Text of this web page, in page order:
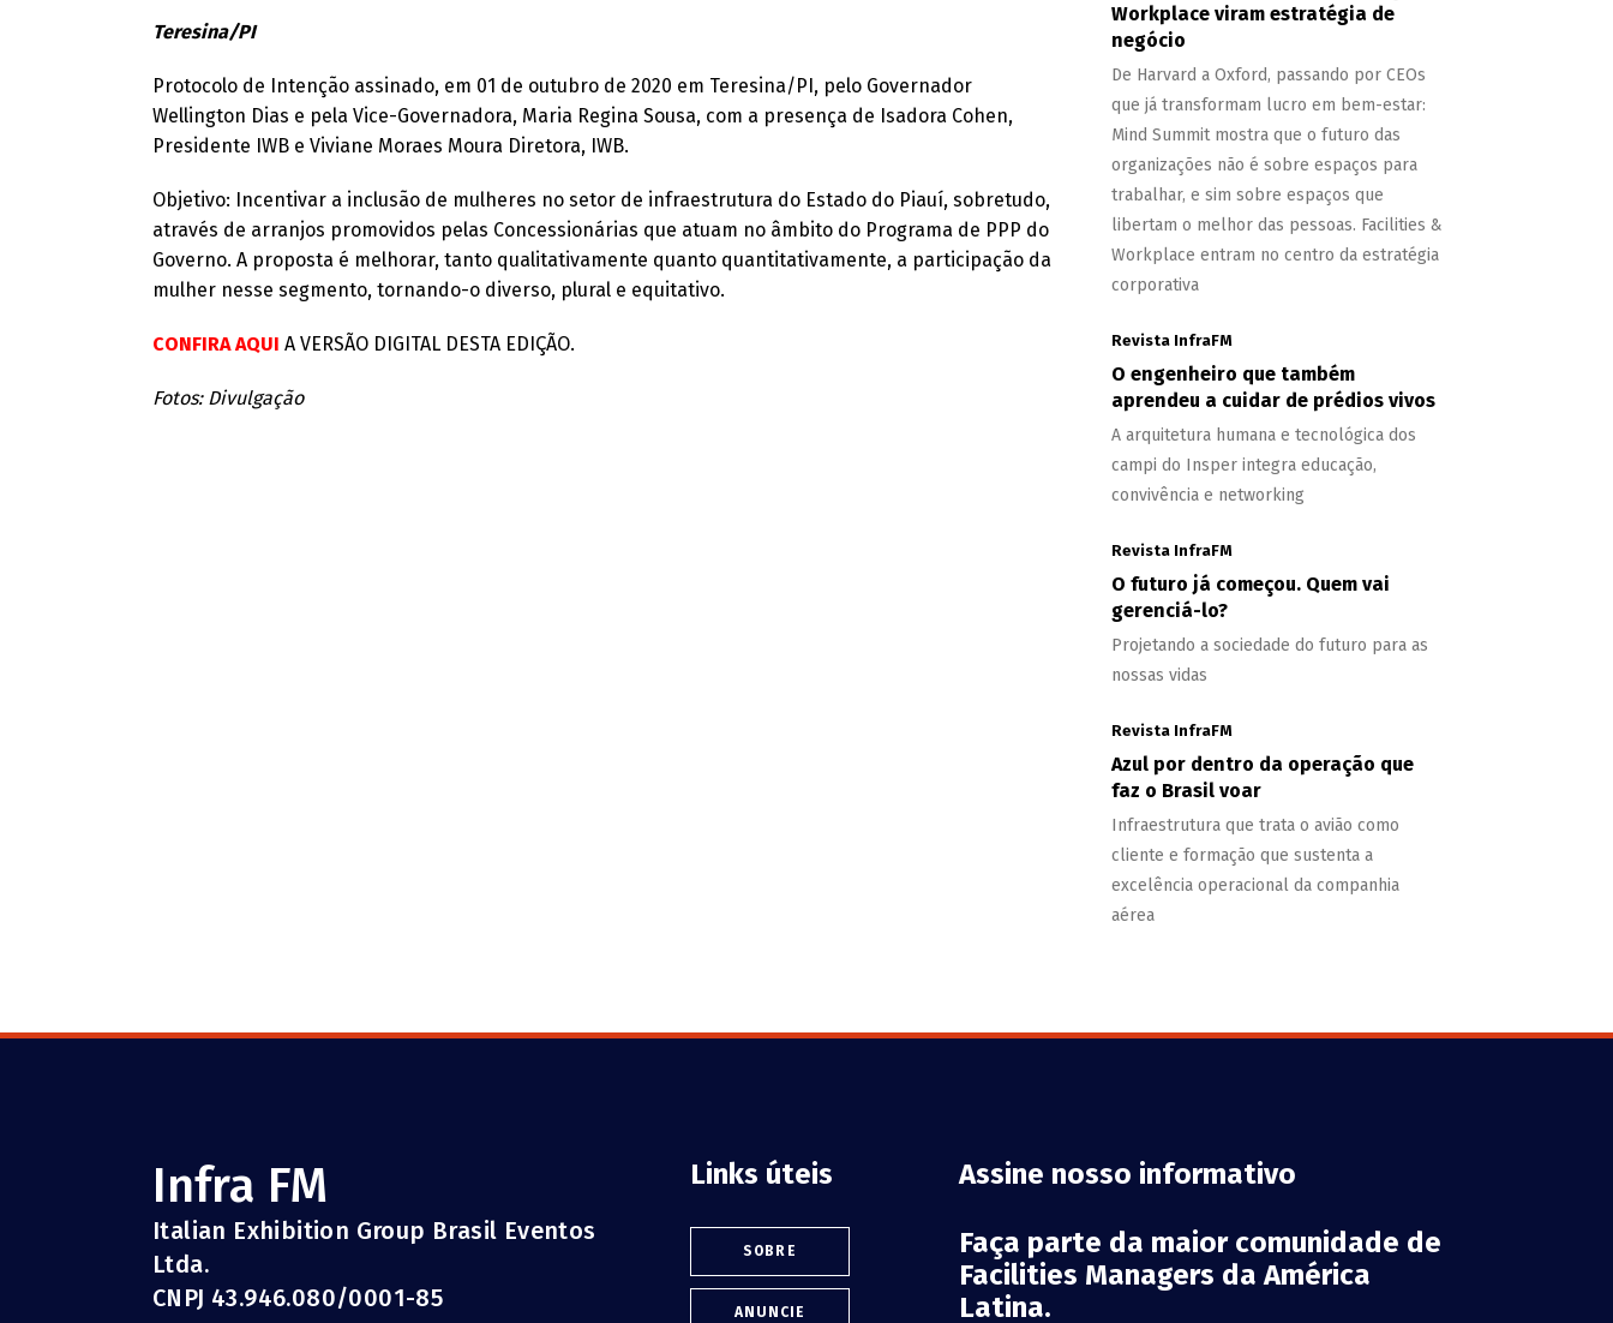
Teresina/PI
Protocolo de Intenção assinado, em 01 de outubro de 2020 em Teresina/PI, pelo Governador
Wellington Dias e pela Vice-Governadora, Maria Regina Sousa, com a presença de Isadora Cohen,
Presidente IWB e Viviane Moraes Moura Diretora, IWB.
Objetivo: Incentivar a inclusão de mulheres no setor de infraestrutura do Estado do Piauí, sobretudo,
através de arranjos promovidos pelas Concessionárias que atuam no âmbito do Programa de PPP do
Governo. A proposta é melhorar, tanto qualitativamente quanto quantitativamente, a participação da
mulher nesse segmento, tornando-o diverso, plural e equitativo.
CONFIRA AQUI A VERSÃO DIGITAL DESTA EDIÇÃO.
Fotos: Divulgação
Workplace viram estratégia de
negócio
De Harvard a Oxford, passando por CEOs
que já transformam lucro em bem-estar:
Mind Summit mostra que o futuro das
organizações não é sobre espaços para
trabalhar, e sim sobre espaços que
libertam o melhor das pessoas. Facilities &
Workplace entram no centro da estratégia
corporativa
Revista InfraFM
O engenheiro que também
aprendeu a cuidar de prédios vivos
A arquitetura humana e tecnológica dos
campi do Insper integra educação,
convivência e networking
Revista InfraFM
O futuro já começou. Quem vai
gerenciá-lo?
Projetando a sociedade do futuro para as
nossas vidas
Revista InfraFM
Azul por dentro da operação que
faz o Brasil voar
Infraestrutura que trata o avião como
cliente e formação que sustenta a
excelência operacional da companhia
aérea
Infra FM
Italian Exhibition Group Brasil Eventos
Ltda.
CNPJ 43.946.080/0001-85
Links úteis
SOBRE
ANUNCIE
Assine nosso informativo
Faça parte da maior comunidade de
Facilities Managers da América
Latina.